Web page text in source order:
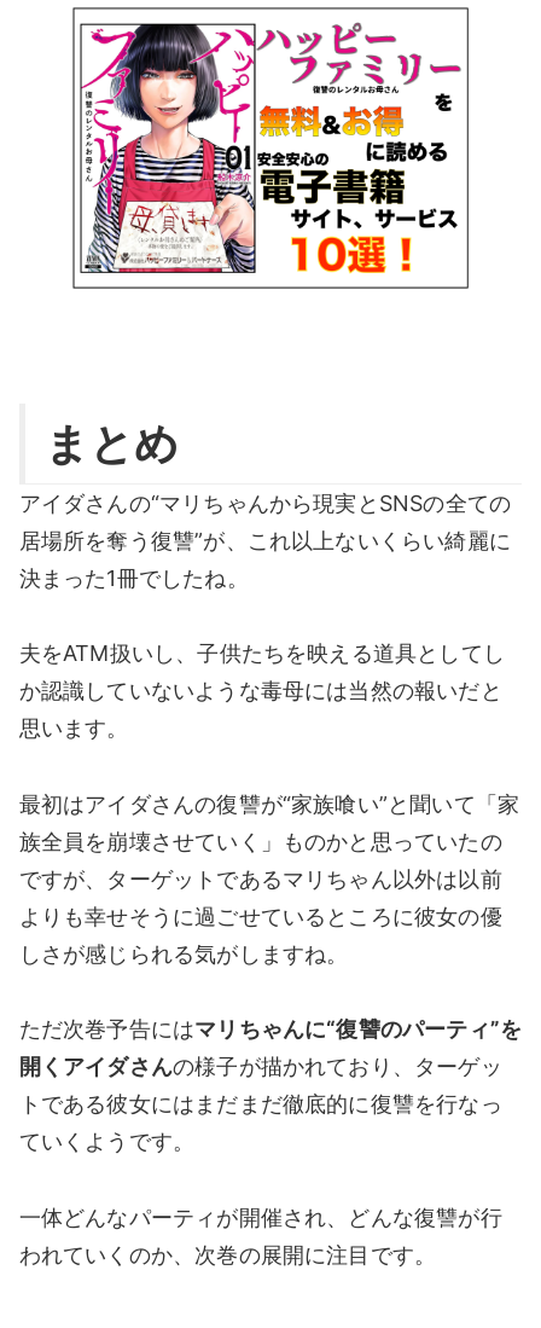
まとめ
アイダさんの“マリちゃんから現実とSNSの全ての
居場所を奪う復讐”が、これ以上ないくらい綺麗に
決まった1冊でしたね。
夫をATM扱いし、子供たちを映える道具としてし
か認識していないような毒母には当然の報いだと
思います。
最初はアイダさんの復讐が“家族喰い”と聞いて「家
族全員を崩壊させていく」ものかと思っていたの
ですが、ターゲットであるマリちゃん以外は以前
よりも幸せそうに過ごせているところに彼女の優
しさが感じられる気がしますね。
ただ次巻予告にはマリちゃんに“復讐のパーティ”を
開くアイダさんの様子が描かれており、ターゲッ
トである彼女にはまだまだ徹底的に復讐を行なっ
ていくようです。
一体どんなパーティが開催され、どんな復讐が行
われていくのか、次巻の展開に注目です。